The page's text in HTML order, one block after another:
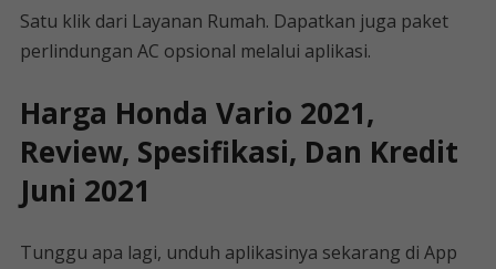
Satu klik dari Layanan Rumah. Dapatkan juga paket
perlindungan AC opsional melalui aplikasi.
Harga Honda Vario 2021,
Review, Spesifikasi, Dan Kredit
Juni 2021
Tunggu apa lagi, unduh aplikasinya sekarang di App